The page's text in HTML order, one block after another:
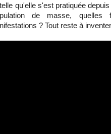
qu'elle s'est pratiquée
de masse, quelles
? Tout reste à